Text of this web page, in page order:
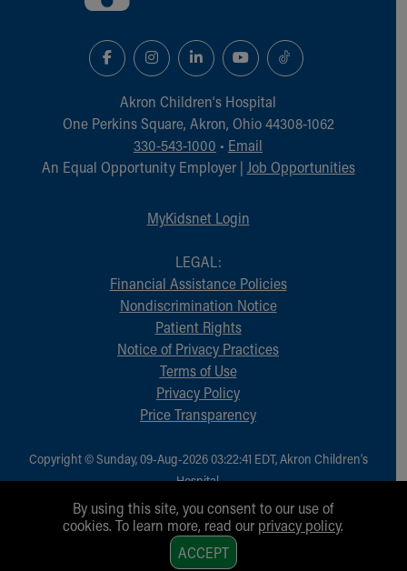
Akron Children‘s Hospital
One Perkins Square, Akron, Ohio 44308-1062
330-543-1000 • Email
An Equal Opportunity Employer | Job Opportunities
MyKidsnet Login
LEGAL:
Financial Assistance Policies
Nondiscrimination Notice
Patient Rights
Notice of Privacy Practices
Terms of Use
Privacy Policy
Price Transparency
Copyright © Sunday, 09-Aug-2026 03:22:41 EDT, Akron Children‘s
Hospital.
All Rights Reserved.
By using this site, you consent to our use of
cookies. To learn more, read our privacy policy.
ACCEPT